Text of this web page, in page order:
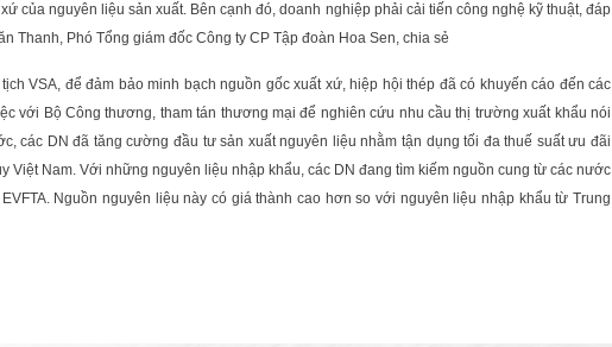
của nguyên liệu sản xuất. Bên cạnh đó, doanh nghiệp phải cải tiến công nghệ kỹ thuật, đáp
Thanh, Phó Tổng giám đốc Công ty CP Tập đoàn Hoa Sen, chia sẻ
VSA, để đảm bảo minh bạch nguồn gốc xuất xứ, hiệp hội thép đã có khuyến cáo đến các
với Bộ Công thương, tham tán thương mại để nghiên cứu nhu cầu thị trường xuất khẩu nói
các DN đã tăng cường đầu tư sản xuất nguyên liệu nhằm tận dụng tối đa thuế suất ưu đãi
Việt Nam. Với những nguyên liệu nhập khẩu, các DN đang tìm kiếm nguồn cung từ các nước
Nguồn nguyên liệu này có giá thành cao hơn so với nguyên liệu nhập khẩu từ Trung